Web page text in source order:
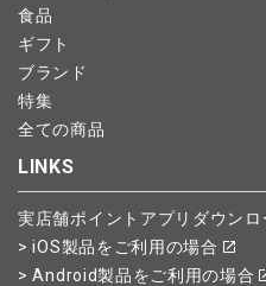
食品
ギフト
ブランド
特集
全ての商品
LINKS
実店舗ポイントアプリダウンロ
> iOS製品をご利用の場合
> Android製品をご利用の場合